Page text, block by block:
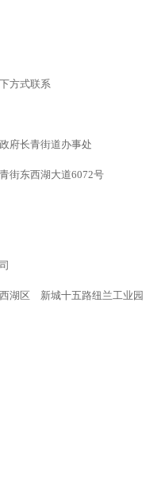
方式联系
长青街道办事处
东西湖大道6072号
区 新城十五路纽兰工业园